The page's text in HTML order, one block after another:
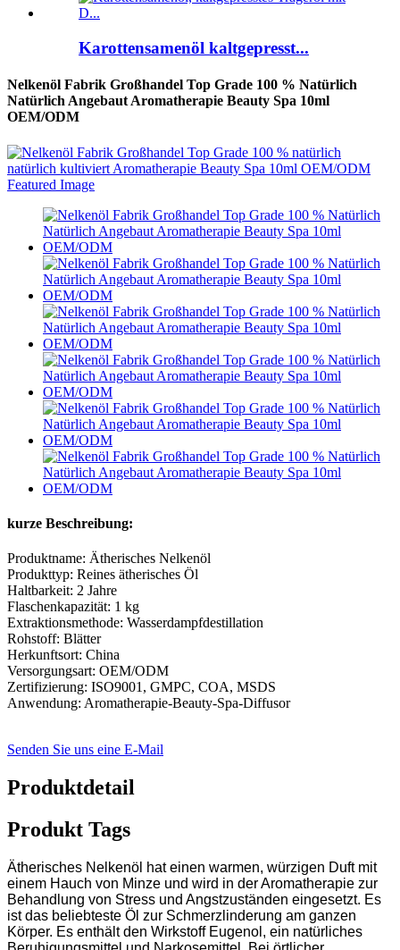
Karottensamenöl kaltgepresst...
Nelkenöl Fabrik Großhandel Top Grade 100 % Natürlich
Natürlich Angebaut Aromatherapie Beauty Spa 10ml
OEM/ODM
kurze Beschreibung:
Produktname: Ätherisches Nelkenöl
Produkttyp: Reines ätherisches Öl
Haltbarkeit: 2 Jahre
Flaschenkapazität: 1 kg
Extraktionsmethode: Wasserdampfdestillation
Rohstoff: Blätter
Herkunftsort: China
Versorgungsart: OEM/ODM
Zertifizierung: ISO9001, GMPC, COA, MSDS
Anwendung: Aromatherapie-Beauty-Spa-Diffusor
Senden Sie uns eine E-Mail
Produktdetail
Produkt Tags
Ätherisches Nelkenöl hat einen warmen, würzigen Duft mit
einem Hauch von Minze und wird in der Aromatherapie zur
Behandlung von Stress und Angstzuständen eingesetzt. Es
ist das beliebteste Öl zur Schmerzlinderung am ganzen
Körper. Es enthält den Wirkstoff Eugenol, ein natürliches